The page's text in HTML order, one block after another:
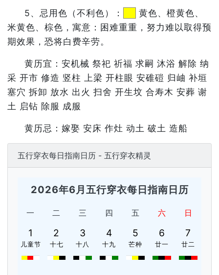
5、忌用色（不利色）：
黄色、橙黄色、
米黄色、棕色，寓意：困难重重，努力难以取得预
期效果，恐将白费辛劳。
黄历宜：安机械 祭祀 祈福 求嗣 沐浴 解除 纳
采 开市 修造 竖柱 上梁 开柱眼 安碓磑 归岫 补垣
塞穴 拆卸 放水 出火 扫舍 开生坟 合寿木 安葬 谢
土 启钻 除服 成服
黄历忌：嫁娶 安床 作灶 动土 破土 造船
五行穿衣每日指南日历 - 五行穿衣精灵
2026年6月五行穿衣每日指南日历
一 二 三 四 五 六 日
1
儿童节
2
十七
3
十八
4
十九
5
芒种
6
廿一
7
廿二